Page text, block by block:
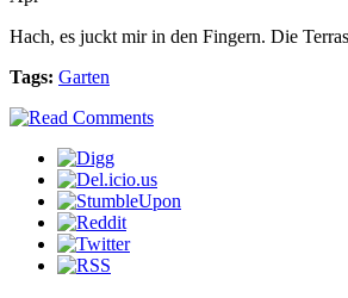
Hach, es juckt mir in den Fingern. Die
Tags: Garten